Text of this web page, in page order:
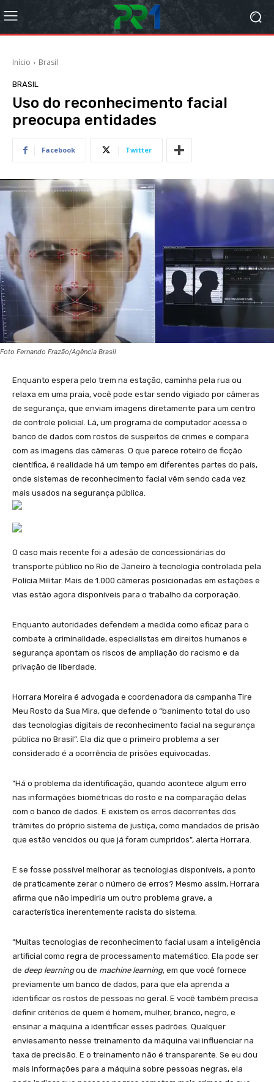
Início Brasil
BRASIL
Uso do reconhecimento facial
preocupa entidades
Facebook Twitter
Foto Fernando Frazão/Agência Brasil
Enquanto espera pelo trem na estação, caminha pela rua ou
relaxa em uma praia, você pode estar sendo vigiado por câmeras
de segurança, que enviam imagens diretamente para um centro
de controle policial. Lá, um programa de computador acessa o
banco de dados com rostos de suspeitos de crimes e compara
com as imagens das câmeras. O que parece roteiro de ficção
científica, é realidade há um tempo em diferentes partes do país,
onde sistemas de reconhecimento facial vêm sendo cada vez
mais usados na segurança pública.
O caso mais recente foi a adesão de concessionárias do
transporte público no Rio de Janeiro à tecnologia controlada pela
Polícia Militar. Mais de 1.000 câmeras posicionadas em estações e
vias estão agora disponíveis para o trabalho da corporação.
Enquanto autoridades defendem a medida como eficaz para o
combate à criminalidade, especialistas em direitos humanos e
segurança apontam os riscos de ampliação do racismo e da
privação de liberdade.
Horrara Moreira é advogada e coordenadora da campanha Tire
Meu Rosto da Sua Mira, que defende o “banimento total do uso
das tecnologias digitais de reconhecimento facial na segurança
pública no Brasil”. Ela diz que o primeiro problema a ser
considerado é a ocorrência de prisões equivocadas.
“Há o problema da identificação, quando acontece algum erro
nas informações biométricas do rosto e na comparação delas
com o banco de dados. E existem os erros decorrentes dos
trâmites do próprio sistema de justiça, como mandados de prisão
que estão vencidos ou que já foram cumpridos”, alerta Horrara.
E se fosse possível melhorar as tecnologias disponíveis, a ponto
de praticamente zerar o número de erros? Mesmo assim, Horrara
afirma que não impediria um outro problema grave, a
característica inerentemente racista do sistema.
“Muitas tecnologias de reconhecimento facial usam a inteligência
artificial como regra de processamento matemático. Ela pode ser
de deep learningou de machine learning, em que você fornece
previamente um banco de dados, para que ela aprenda a
identificar os rostos de pessoas no geral. E você também precisa
definir critérios de quem é homem, mulher, branco, negro, e
ensinar a máquina a identificar esses padrões. Qualquer
enviesamento nesse treinamento da máquina vai influenciar na
taxa de precisão. E o treinamento não é transparente. Se eu dou
mais informações para a máquina sobre pessoas negras, ela